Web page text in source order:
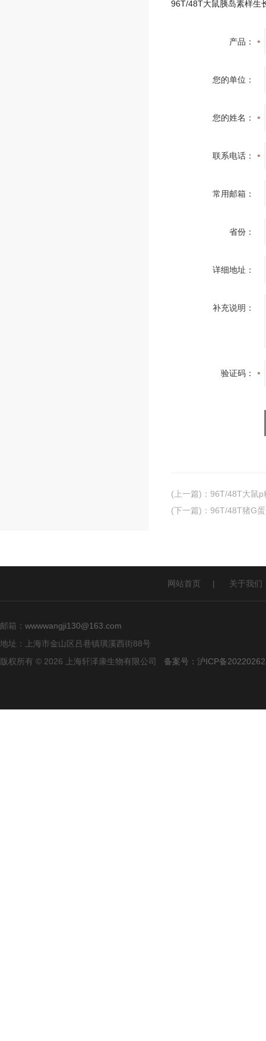
产品：
您的单位：
您的姓名：
联系电话：
常用邮箱：
省份：
详细地址：
补充说明：
验证码：
(上一篇) ： 96T/48T大鼠p
(下一篇) ： 96T/48T猪G
网站首页 | 关于我们
邮箱： wwwwangji130@163.com
地址：上海市金山区吕巷镇璜溪西街88号
版权所有 © 2026 上海轩泽康生物有限公司 备案号：沪ICP备